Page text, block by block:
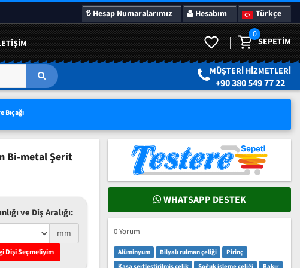
Hesap Numaralarımız Hesabım Türkçe
0
SEPETIM
MÜŞTERI HIZMETLERI
+90 380 549 77 22
Bi-metal Şerit
ve Diş Aralığı:
mm
Dişi Seçmeliyim
WHATSAPP DESTEK
0 Yorum
Alüminyum Bilyalı rulman çeliği
Pirinç
FIYATLAR SÜRPRIZ KAMPANYALAR